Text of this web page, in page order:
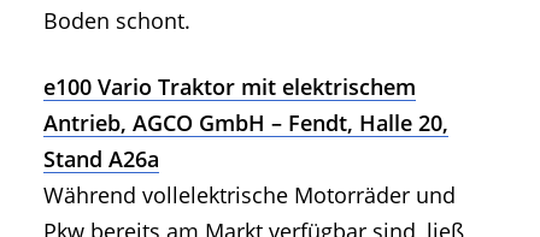
Boden schont.
e100 Vario Traktor mit elektrischem
Antrieb, AGCO GmbH – Fendt, Halle 20,
Stand A26a
Während vollelektrische Motorräder und
Pkw bereits am Markt verfügbar sind, ließ